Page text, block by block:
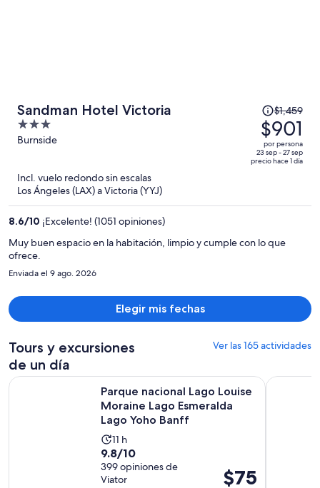
Sandman Hotel Victoria
3
out
5
Burnside
El
precio
era
de
$1,459
$901
$1,459
$901
por persona
23 sep - 27 sep
precio hace 1 día
Incl. vuelo redondo sin escalas
Los Ángeles (LAX) a Victoria (YYJ)
8.6/10 ¡Excelente! (1051 opiniones)
Muy buen espacio en la habitación, limpio y cumple con lo que
ofrece.
Enviada el 9 ago. 2026
Elegir mis fechas
Tours y excursiones
de un día
Ver las 165 actividades
Parque nacional Lago Louise
Moraine Lago Esmeralda
Lago Yoho Banff
La
actividad
dura
11 h
9.8
de
10
9.8/10
399 opiniones de
Viator
El
$75
Parque nacional Lago Louise Moraine Lago Esmeralda Lago
Tour al